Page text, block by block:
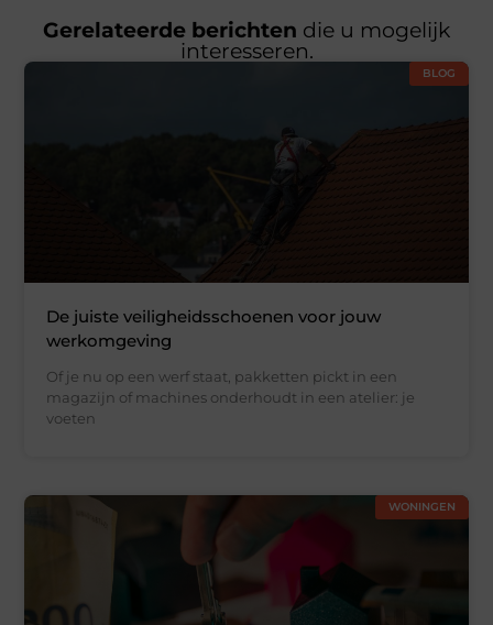
Gerelateerde berichten die u mogelijk
interesseren.
BLOG
De juiste veiligheidsschoenen voor jouw
werkomgeving
Of je nu op een werf staat, pakketten pickt in een
magazijn of machines onderhoudt in een atelier: je
voeten
WONINGEN